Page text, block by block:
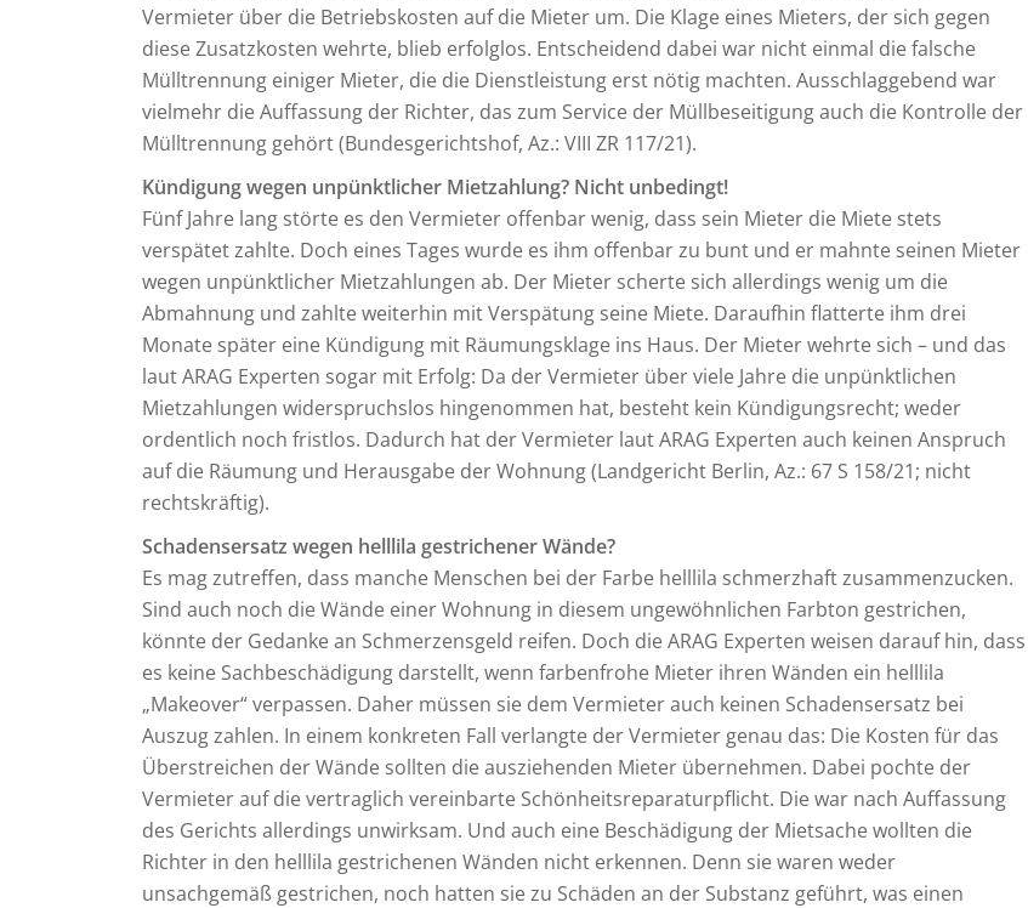
Vermieter über die Betriebskosten auf die Mieter um. Die Klage eines Mieters, der sich gegen
diese Zusatzkosten wehrte, blieb erfolglos. Entscheidend dabei war nicht einmal die falsche
Mülltrennung einiger Mieter, die die Dienstleistung erst nötig machten. Ausschlaggebend war
vielmehr die Auffassung der Richter, das zum Service der Müllbeseitigung auch die Kontrolle der
Mülltrennung gehört (Bundesgerichtshof, Az.: VIII ZR 117/21).
Kündigung wegen unpünktlicher Mietzahlung? Nicht unbedingt!
Fünf Jahre lang störte es den Vermieter offenbar wenig, dass sein Mieter die Miete stets
verspätet zahlte. Doch eines Tages wurde es ihm offenbar zu bunt und er mahnte seinen Mieter
wegen unpünktlicher Mietzahlungen ab. Der Mieter scherte sich allerdings wenig um die
Abmahnung und zahlte weiterhin mit Verspätung seine Miete. Daraufhin flatterte ihm drei
Monate später eine Kündigung mit Räumungsklage ins Haus. Der Mieter wehrte sich – und das
laut ARAG Experten sogar mit Erfolg: Da der Vermieter über viele Jahre die unpünktlichen
Mietzahlungen widerspruchslos hingenommen hat, besteht kein Kündigungsrecht; weder
ordentlich noch fristlos. Dadurch hat der Vermieter laut ARAG Experten auch keinen Anspruch
auf die Räumung und Herausgabe der Wohnung (Landgericht Berlin, Az.: 67 S 158/21; nicht
rechtskräftig).
Schadensersatz wegen helllila gestrichener Wände?
Es mag zutreffen, dass manche Menschen bei der Farbe helllila schmerzhaft zusammenzucken.
Sind auch noch die Wände einer Wohnung in diesem ungewöhnlichen Farbton gestrichen,
könnte der Gedanke an Schmerzensgeld reifen. Doch die ARAG Experten weisen darauf hin, dass
es keine Sachbeschädigung darstellt, wenn farbenfrohe Mieter ihren Wänden ein helllila
„Makeover“ verpassen. Daher müssen sie dem Vermieter auch keinen Schadensersatz bei
Auszug zahlen. In einem konkreten Fall verlangte der Vermieter genau das: Die Kosten für das
Überstreichen der Wände sollten die ausziehenden Mieter übernehmen. Dabei pochte der
Vermieter auf die vertraglich vereinbarte Schönheitsreparaturpflicht. Die war nach Auffassung
des Gerichts allerdings unwirksam. Und auch eine Beschädigung der Mietsache wollten die
Richter in den helllila gestrichenen Wänden nicht erkennen. Denn sie waren weder
unsachgemäß gestrichen, noch hatten sie zu Schäden an der Substanz geführt, was einen